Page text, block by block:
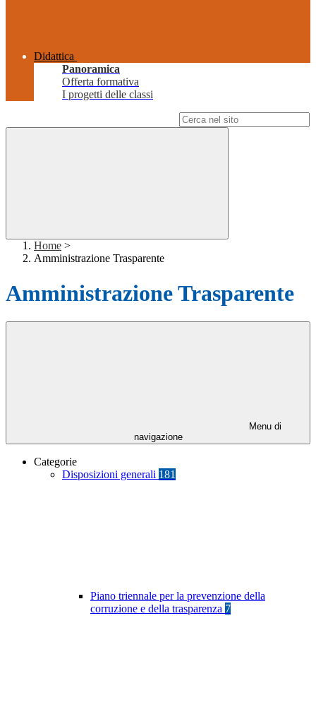
Didattica
Panoramica
Offerta formativa
I progetti delle classi
Home >
Amministrazione Trasparente
Amministrazione Trasparente
Menu di
navigazione
Categorie
Disposizioni generali 181
Piano triennale per la prevenzione della
corruzione e della trasparenza 7